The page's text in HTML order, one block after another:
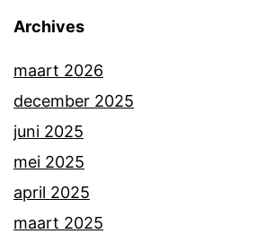
Archives
maart 2026
december 2025
juni 2025
mei 2025
april 2025
maart 2025